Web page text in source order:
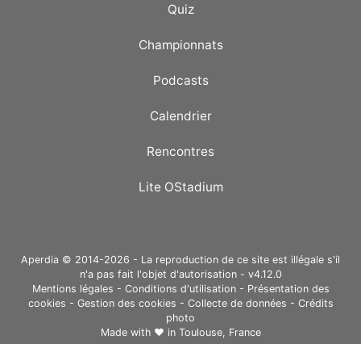
Quiz
Championnats
Podcasts
Calendrier
Rencontres
Lite OStadium
Aperdia © 2014-2026 - La reproduction de ce site est illégale s'il
n'a pas fait l'objet d'autorisation - v4.12.0
Mentions légales - Conditions d'utilisation- Présentation des
cookies - Gestion des cookies - Collecte de données - Crédits
photo
Made with ❤ in Toulouse, France